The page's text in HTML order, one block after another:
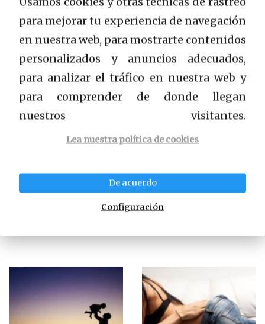
sangre sea más fluida.
Muy importante en CrossFit se considera la
recepción de complejos vitamínicos y
minerales. Las vitaminas deportivas de
calidad no solo contribuyen a la salud de
el rendimiento, la resistencia, aumentan el
para mejorar tu experiencia de navegación
en nuestra web, para mostrarte contenidos
personalizados y anuncios adecuados,
para analizar el tráfico en nuestra web y
para comprender de donde llegan
nuestros visitantes.
Lea nuestra política de cookies
De acuerdo
Configuración